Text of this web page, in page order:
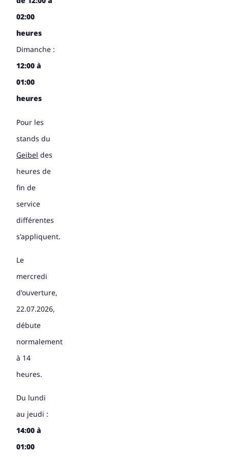
02:00
heures
Dimanche :
12:00 à
01:00
heures
Pour les
stands du
Geibel des
heures de
fin de
service
différentes
s'appliquent.
Le
mercredi
d'ouverture,
22.07.2026,
débute
normalement
à 14
heures.
Du lundi
au jeudi :
14:00 à
01:00